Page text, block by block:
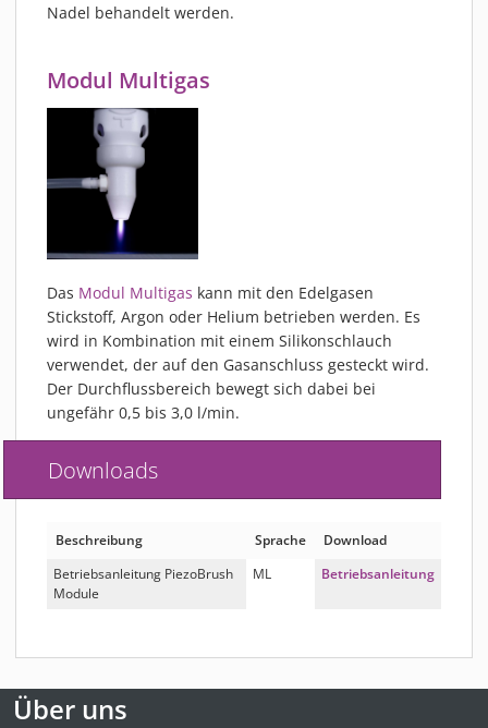
Nadel behandelt werden.
Modul Multigas
Das Modul Multigas kann mit den Edelgasen
Stickstoff, Argon oder Helium betrieben werden. Es
wird in Kombination mit einem Silikonschlauch
verwendet, der auf den Gasanschluss gesteckt wird.
Der Durchflussbereich bewegt sich dabei bei
ungefähr 0,5 bis 3,0 l/min.
Downloads
Beschreibung Sprache Download
Betriebsanleitung PiezoBrush
Module
ML Betriebsanleitung
Über uns